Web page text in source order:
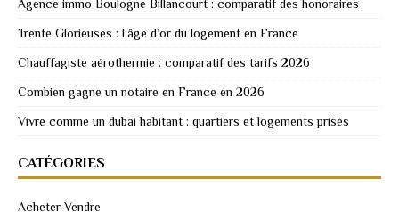
Agence immo Boulogne Billancourt : comparatif des honoraires
Trente Glorieuses : l’âge d’or du logement en France
Chauffagiste aérothermie : comparatif des tarifs 2026
Combien gagne un notaire en France en 2026
Vivre comme un dubai habitant : quartiers et logements prisés
CATÉGORIES
Acheter-Vendre